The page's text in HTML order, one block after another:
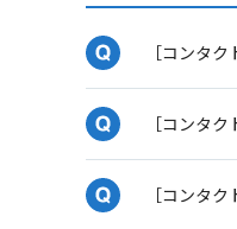
［コンタ
［コンタ
［コンタ